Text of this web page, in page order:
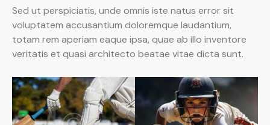
Sed ut perspiciatis, unde omnis iste natus error sit
voluptatem accusantium doloremque laudantium,
totam rem aperiam eaque ipsa, quae ab illo inventore
veritatis et quasi architecto beatae vitae dicta sunt.